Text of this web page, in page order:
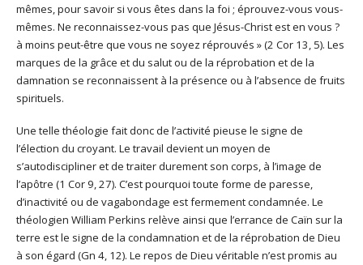
mêmes, pour savoir si vous êtes dans la foi ; éprouvez-vous vous-
mêmes. Ne reconnaissez-vous pas que Jésus-Christ est en vous ?
à moins peut-être que vous ne soyez réprouvés » (2 Cor 13, 5). Les
marques de la grâce et du salut ou de la réprobation et de la
damnation se reconnaissent à la présence ou à l’absence de fruits
spirituels.
Une telle théologie fait donc de l’activité pieuse le signe de
l’élection du croyant. Le travail devient un moyen de
s’autodiscipliner et de traiter durement son corps, à l’image de
l’apôtre (1 Cor 9, 27). C’est pourquoi toute forme de paresse,
d’inactivité ou de vagabondage est fermement condamnée. Le
théologien William Perkins relève ainsi que l’errance de Caïn sur la
terre est le signe de la condamnation et de la réprobation de Dieu
à son égard (Gn 4, 12). Le repos de Dieu véritable n’est promis au